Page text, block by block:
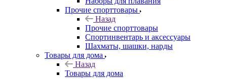
Прочие спорттовары
Назад
Прочие спорттовары
Спортинвентарь и аксессуары
Шахматы, шашки, нарды
Товары для дома
Назад
Товары для дома